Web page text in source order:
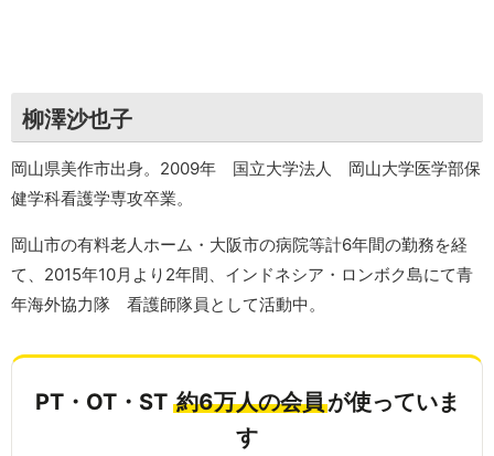
柳澤沙也子
岡山県美作市出身。2009年 国立大学法人 岡山大学医学部保
健学科看護学専攻卒業。
岡山市の有料老人ホーム・大阪市の病院等計6年間の勤務を経
て、2015年10月より2年間、インドネシア・ロンボク島にて青
年海外協力隊 看護師隊員として活動中。
PT・OT・ST 約6万人の会員が使っていま
す